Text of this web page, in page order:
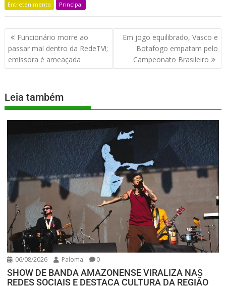
Entretenimento Principal
Funcionário morre ao
passar mal dentro da RedeTV!;
emissora é ameaçada
Em jogo equilibrado, Vasco e
Botafogo empatam pelo
Campeonato Brasileiro
Leia também
06/08/2026 Paloma 0
SHOW DE BANDA AMAZONENSE VIRALIZA NAS
REDES SOCIAIS E DESTACA CULTURA DA REGIÃO